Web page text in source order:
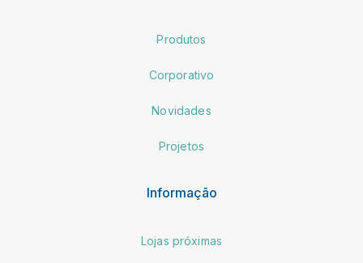
Produtos
Corporativo
Novidades
Projetos
Informação
Lojas próximas